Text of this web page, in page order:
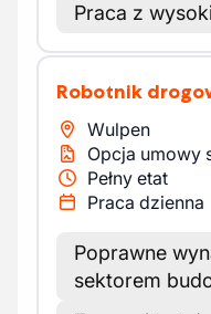
Praca z
Robotnik
Wulpen
Opcja umowy
Pełny etat
Praca dzienna
Poprawne
sektorem